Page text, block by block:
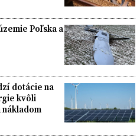
Poľska a
dotácie na
kvôli